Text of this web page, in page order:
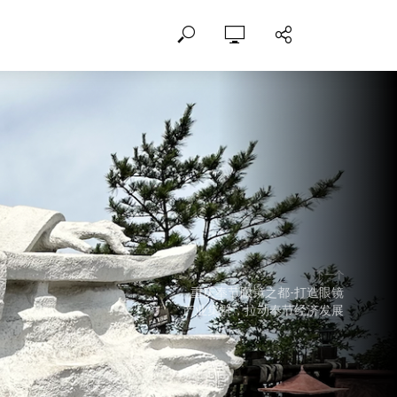
下一个
重庆奉节眼镜之都-打造眼镜
产业集群，拉动奉节经济发展